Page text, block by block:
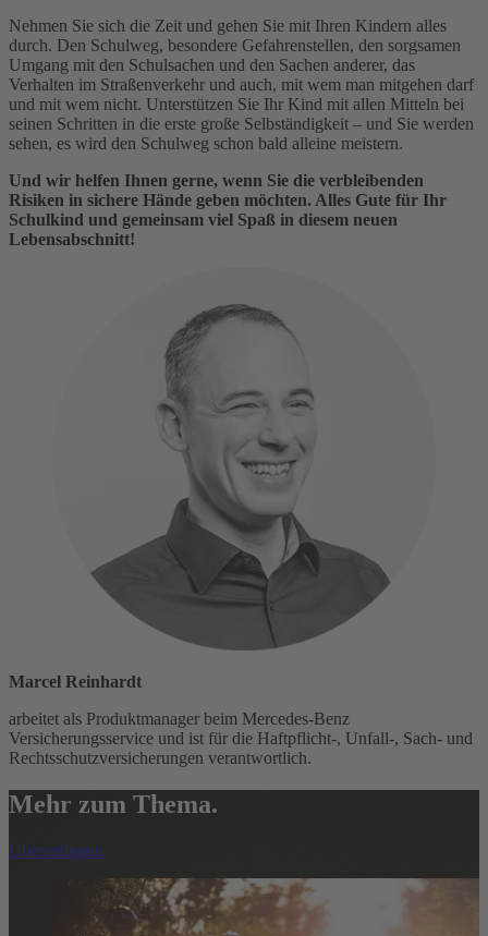
Nehmen Sie sich die Zeit und gehen Sie mit Ihren Kindern alles
durch. Den Schulweg, besondere Gefahrenstellen, den sorgsamen
Umgang mit den Schulsachen und den Sachen anderer, das
Verhalten im Straßenverkehr und auch, mit wem man mitgehen darf
und mit wem nicht. Unterstützen Sie Ihr Kind mit allen Mitteln bei
seinen Schritten in die erste große Selbständigkeit – und Sie werden
sehen, es wird den Schulweg schon bald alleine meistern.
Und wir helfen Ihnen gerne, wenn Sie die verbleibenden
Risiken in sichere Hände geben möchten. Alles Gute für Ihr
Schulkind und gemeinsam viel Spaß in diesem neuen
Lebensabschnitt!
Marcel Reinhardt
arbeitet als Produktmanager beim Mercedes-Benz
Versicherungsservice und ist für die Haftpflicht-, Unfall-, Sach- und
Rechtsschutzversicherungen verantwortlich.
Mehr zum Thema.
Überspringen